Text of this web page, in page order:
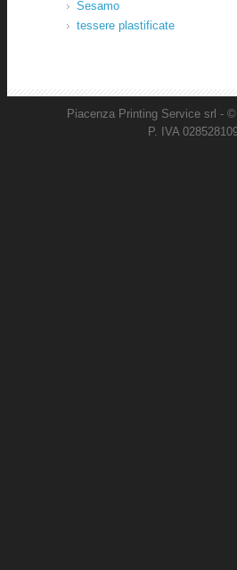
Sesamo
tessere plastificate
Piacenza Printing Service srl -
P. IVA